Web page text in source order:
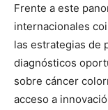
Frente a este
internacionales
las estrategias de
diagnósticos
sobre cáncer
acceso a